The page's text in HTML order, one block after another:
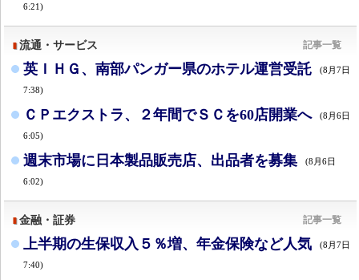
6:21)
流通・サービス 記事一覧
英ＩＨＧ、南部パンガー県のホテル運営受託 (8月7日
7:38)
ＣＰエクストラ、２年間でＳＣを60店開業へ (8月6日
6:05)
週末市場に日本製品販売店、出品者を募集 (8月6日
6:02)
金融・証券 記事一覧
上半期の生保収入５％増、年金保険など人気 (8月7日
7:40)